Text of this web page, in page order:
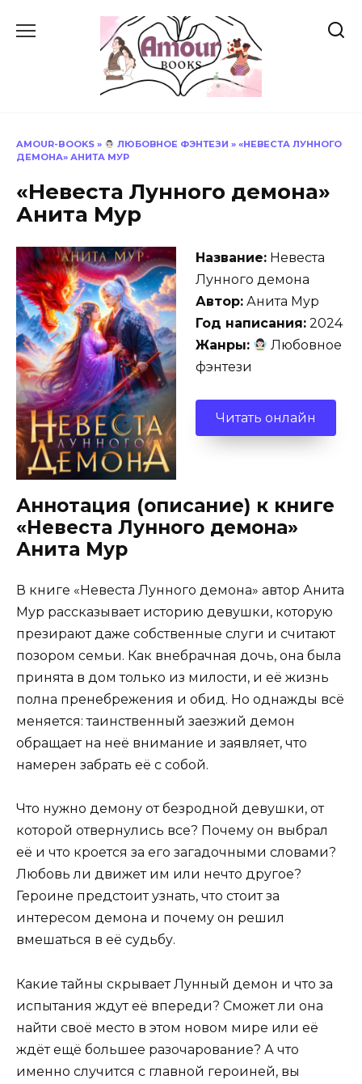
AMOUR-BOOKS » ЛЮБОВНОЕ ФЭНТЕЗИ » «НЕВЕСТА ЛУННОГО
ДЕМОНА» АНИТА МУР
«Невеста Лунного демона»
Анита Мур
Название: Невеста
Лунного демона
Автор: Анита Мур
Год написания: 2024
Жанры:
Любовное
фэнтези
Читать онлайн
Аннотация (описание) к книге
«Невеста Лунного демона»
Анита Мур
В книге «Невеста Лунного демона» автор Анита
Мур рассказывает историю девушки, которую
презирают даже собственные слуги и считают
позором семьи. Как внебрачная дочь, она была
принята в дом только из милости, и её жизнь
полна пренебрежения и обид. Но однажды всё
меняется: таинственный заезжий демон
обращает на неё внимание и заявляет, что
намерен забрать её с собой.
Что нужно демону от безродной девушки, от
которой отвернулись все? Почему он выбрал
её и что кроется за его загадочными словами?
Любовь ли движет им или нечто другое?
Героине предстоит узнать, что стоит за
интересом демона и почему он решил
вмешаться в её судьбу.
Какие тайны скрывает Лунный демон и что за
испытания ждут её впереди? Сможет ли она
найти своё место в этом новом мире или её
ждёт ещё большее разочарование? А что
именно случится с главной героиней, вы